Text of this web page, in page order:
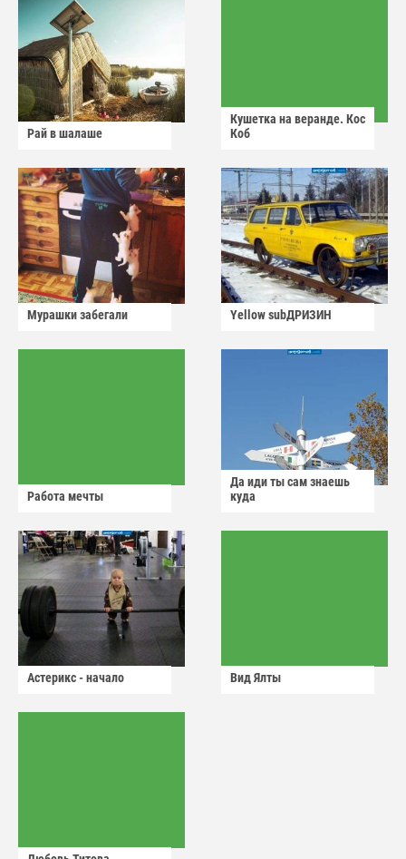
Рай в шалаше
Кушетка на веранде. Кос
Коб
Мурашки забегали Yellow subДРИЗИН
Работа мечты
Да иди ты сам знаешь
куда
Астерикс - начало Вид Ялты